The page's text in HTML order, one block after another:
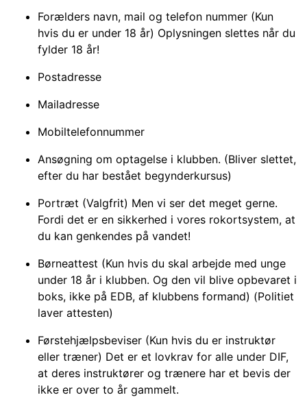
Forælders navn, mail og telefon nummer (Kun
hvis du er under 18 år) Oplysningen slettes når du
fylder 18 år!
Postadresse
Mailadresse
Mobiltelefonnummer
Ansøgning om optagelse i klubben. (Bliver slettet,
efter du har bestået begynderkursus)
Portræt (Valgfrit) Men vi ser det meget gerne.
Fordi det er en sikkerhed i vores rokortsystem, at
du kan genkendes på vandet!
Børneattest (Kun hvis du skal arbejde med unge
under 18 år i klubben. Og den vil blive opbevaret i
boks, ikke på EDB, af klubbens formand) (Politiet
laver attesten)
Førstehjælpsbeviser (Kun hvis du er instruktør
eller træner) Det er et lovkrav for alle under DIF,
at deres instruktører og trænere har et bevis der
ikke er over to år gammelt.